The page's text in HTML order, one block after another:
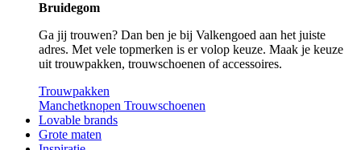
Bruidegom
Ga jij trouwen? Dan ben je bij Valkengoed aan het juiste
adres. Met vele topmerken is er volop keuze. Maak je keuze
uit trouwpakken, trouwschoenen of accessoires.
Trouwpakken
Manchetknopen Trouwschoenen
Lovable brands
Grote maten